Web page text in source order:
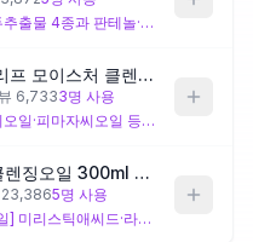
[저자극 진정 클렌징오일] 녹두추출물 4종과 판테놀·알란토인이 배합되어 세안 중 자극을 최소화하고 피부 장벽을 배려하는 설계이며, 향료 성분이 없어 민감하거나 트러블성 피부에 적합합니다. 라로슈포제 선크림 잔여물 제거는 무난하나 강력한 클렌징보다 진정·보호에 무게를 둔 포뮬러라, 짙은 메이크업을 함께 지우는 경우 세정력이 아쉽게 느껴질 수 있어요.
메이크프렘 세이프 미 릴리프 모이스처 클렌징오일 리필기획 (210ml+100ml 리필)
6,7333명 사용
[보습 중심 클렌징오일] 살구씨오일·피마자씨오일 등 풍부한 유분감의 고유 성분 구성으로 세안 후 촉촉한 피부감을 원하는 건성 피부에 맞게 설계되어 있으며, 블랙윌로우나무껍질추출물이 배합되어 가벼운 각질 케어 효과를 기대할 수 있는 구성입니다. 유향나무오일 등 향 계열 성분이 포함되어 있어 민감성 피부는 주의가 필요하고, 유분감이 높아 지성 피부에는 무겁게 느껴질 수 있어요.
넘버즈인 1번 말끔 순삭 클렌징오일 300ml 기획 (+2번 클렌징폼 120ml 증정)
23,3865명 사용
[고세정력 자기유화 클렌징오일] 미리스틱애씨드·라우릭애씨드 등 지방산과 포타슘하이드록사이드의 조합으로 물에 닿으면 비누화 반응이 일어나는 설계로, 라로슈포제 선크림 잔여물을 가장 말끔하게 제거하는 데 초점이 맞춰져 있습니다. 세정력이 강한 만큼 건성·민감성 피부나 피부 장벽이 약화된 경우에는 세안 후 당김이나 자극이 발생할 수 있어요.